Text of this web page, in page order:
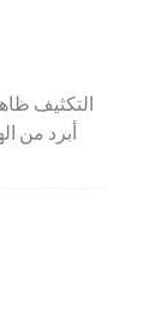
التكثيف
أبرد من